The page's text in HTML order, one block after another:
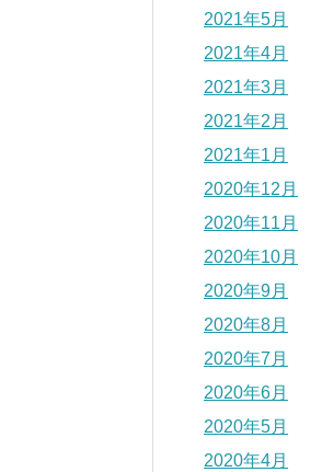
2021年5月
2021年4月
2021年3月
2021年2月
2021年1月
2020年12月
2020年11月
2020年10月
2020年9月
2020年8月
2020年7月
2020年6月
2020年5月
2020年4月